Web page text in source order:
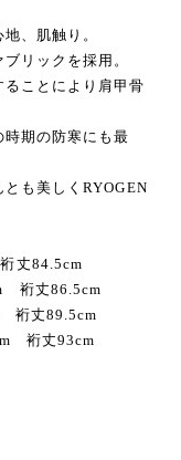
、肌触り。
リックを採用。
ことにより肩甲骨
期の防寒にも最
も美しくRYOGEN
丈84.5cm
裄丈86.5cm
裄丈89.5cm
裄丈93cm